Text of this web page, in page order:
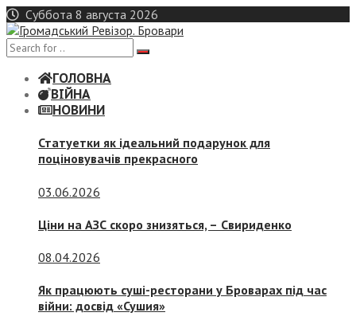
Skip
to
content
Суббота 8 августа 2026
ГОЛОВНА
ВІЙНА
НОВИНИ
Статуетки як ідеальний подарунок для
поціновувачів прекрасного
03.06.2026
Ціни на АЗС скоро знизяться, – Свириденко
08.04.2026
Як працюють суші-ресторани у Броварах під час
війни: досвід «Сушия»